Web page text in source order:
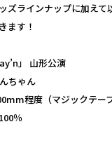
ズラインナップに加えて
ます！
」 山形公演
ちゃん
程度（マジックテー
％